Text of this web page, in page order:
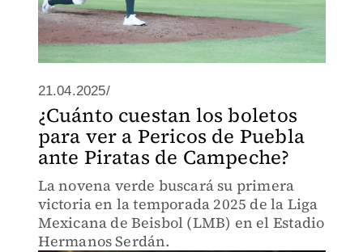
21.04.2025/
¿Cuánto cuestan los boletos
para ver a Pericos de Puebla
ante Piratas de Campeche?
La novena verde buscará su primera
victoria en la temporada 2025 de la Liga
Mexicana de Beisbol (LMB) en el Estadio
Hermanos Serdán.